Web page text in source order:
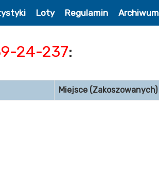
Loty Regulamin Archiwum
24-237:
Miejsce (Zakoszowanych)